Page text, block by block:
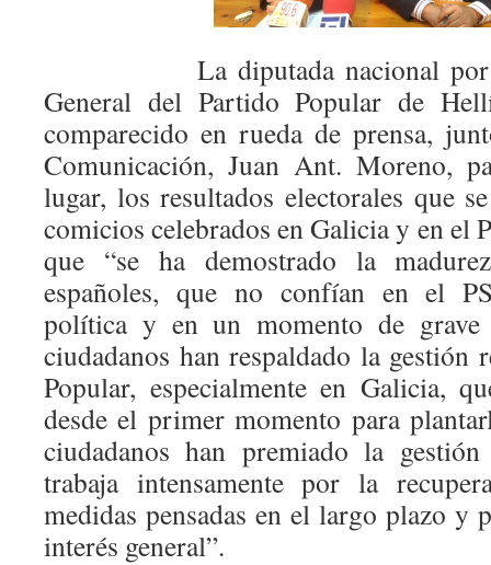
La diputada nacional por
General del Partido Popular de
comparecido en rueda de prensa,
Comunicación, Juan Ant. Moreno,
lugar, los resultados electorales que
comicios celebrados en Galicia y en el
que “se ha demostrado la
españoles, que no confían en el
política y en un momento de grave
ciudadanos han respaldado la gestión
Popular, especialmente en Galicia,
desde el primer momento para
ciudadanos han premiado la
trabaja intensamente por la
medidas pensadas en el largo plazo y
interés general”.